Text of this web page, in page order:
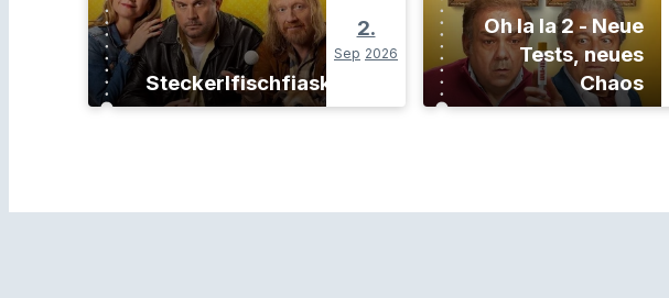
Steckerlfischfiasko
2.
Sep 2026
Oh la la 2 - Neue
Tests, neues
Chaos